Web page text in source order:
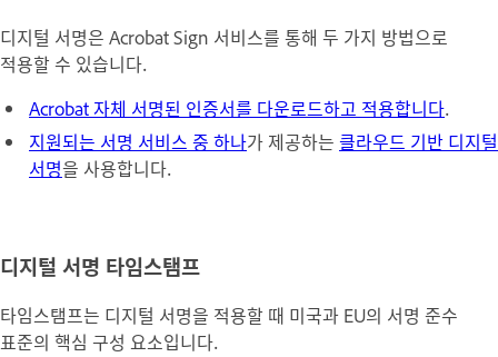
디지털 서명은 Acrobat Sign 서비스를 통해 두 가지 방법으로
적용할 수 있습니다.
Acrobat 자체 서명된 인증서를 다운로드하고 적용합니다.
지원되는 서명 서비스 중 하나가 제공하는 클라우드 기반 디지털
서명을 사용합니다.
디지털 서명 타임스탬프
타임스탬프는 디지털 서명을 적용할 때 미국과 EU의 서명 준수
표준의 핵심 구성 요소입니다.